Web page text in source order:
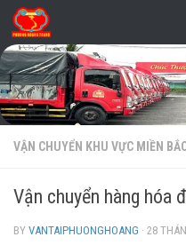
Skip to content
VẬN CHUYỂN KHU VỰC MIỀN
Vận chuyển hàng hóa
BY VANTAIPHUONGHOANG · 28